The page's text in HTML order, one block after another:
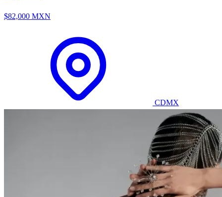
$82,000 MXN
CDMX